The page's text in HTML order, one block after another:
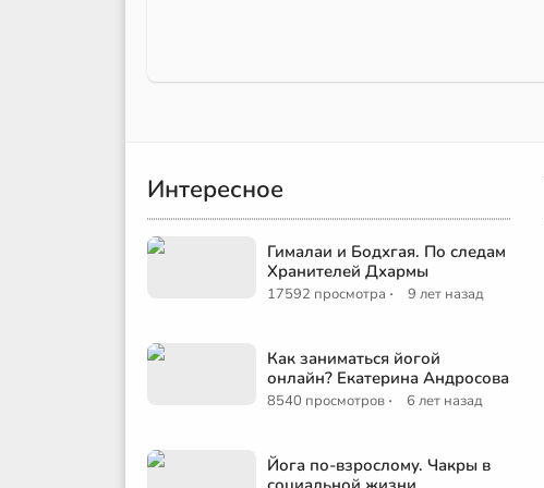
Интересное
Гималаи и Бодхгая. По следам
Хранителей Дхармы
17592 просмотра · 9 лет назад
Как заниматься йогой
онлайн? Екатерина Андросова
8540 просмотров · 6 лет назад
Йога по-взрослому. Чакры в